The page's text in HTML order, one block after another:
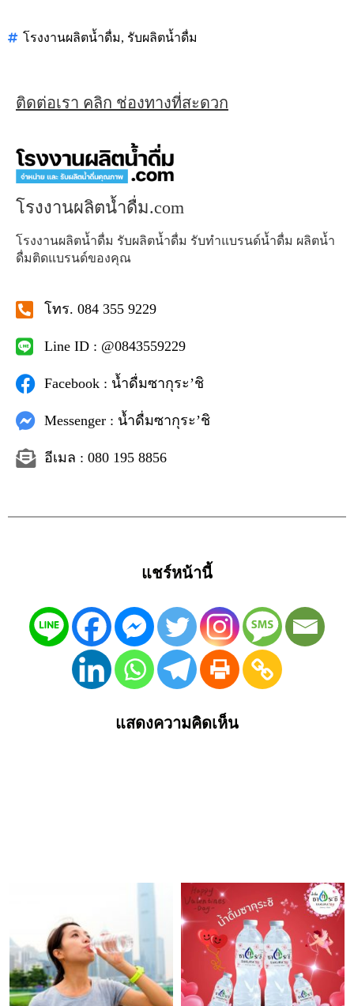
โรงงานผลิตน้ำดื่ม, รับผลิตน้ำดื่ม
ติดต่อเรา คลิก ช่องทางที่สะดวก
โรงงานผลิตน้ำดื่ม.com
โรงงานผลิตน้ำดื่ม รับผลิตน้ำดื่ม รับทำแบรนด์น้ำดื่ม ผลิตน้ำ
ดื่มติดแบรนด์ของคุณ
โทร. 084 355 9229
Line ID : @0843559229
Facebook : น้ำดื่มซากุระ’ชิ
Messenger : น้ำดื่มซากุระ’ชิ
อีเมล : 080 195 8856
แชร์หน้านี้
แสดงความคิดเห็น